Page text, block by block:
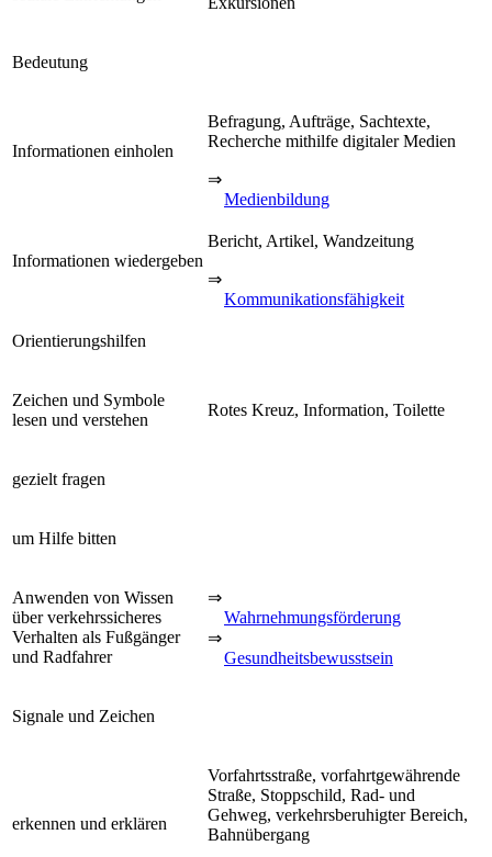
Bedeutung
Informationen einholen
Befragung, Aufträge, Sachtexte,
Recherche mithilfe digitaler Medien
⇒
Medienbildung
Informationen wiedergeben
Bericht, Artikel, Wandzeitung
⇒
Kommunikationsfähigkeit
Orientierungshilfen
Zeichen und Symbole
lesen und verstehen
Rotes Kreuz, Information, Toilette
gezielt fragen
um Hilfe bitten
Anwenden von Wissen
über verkehrssicheres
Verhalten als Fußgänger
und Radfahrer
⇒
Wahrnehmungsförderung
⇒
Gesundheitsbewusstsein
Signale und Zeichen
erkennen und erklären
Vorfahrtsstraße, vorfahrtgewährende
Straße, Stoppschild, Rad- und
Gehweg, verkehrsberuhigter Bereich,
Bahnübergang